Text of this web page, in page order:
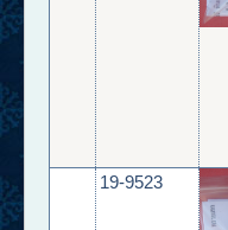
19-9523